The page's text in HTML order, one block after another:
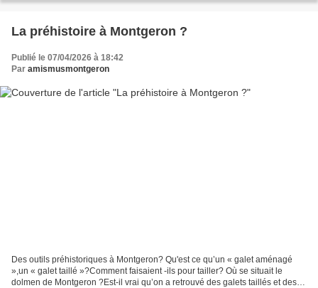
La préhistoire à Montgeron ?
Publié le 07/04/2026 à 18:42
Par amismusmontgeron
Des outils préhistoriques à Montgeron? Qu'est ce qu’un « galet aménagé
»,un « galet taillé »?Comment faisaient -ils pour tailler? Où se situait le
dolmen de Montgeron ?Est-il vrai qu’on a retrouvé des galets taillés et des